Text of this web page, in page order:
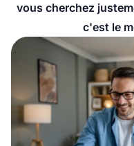
vous cherchez
c'est le